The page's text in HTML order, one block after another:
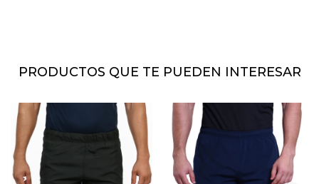
PRODUCTOS QUE TE PUEDEN INTERESAR